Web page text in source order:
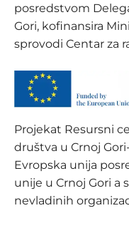
posredstvom
Gori, kofinansira
sprovodi Centar za
Projekat Resursni
društva u Crnoj
Evropska unija
unije u Crnoj Gori a
nevladinih